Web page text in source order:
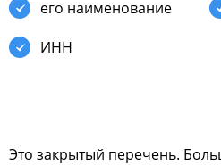
его наименование
ИНН
Это закрытый перечень.